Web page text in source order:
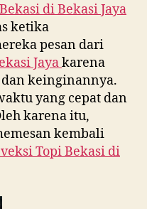
diBekasi Jaya
ketika
pesan dari
Jayakarena
keinginannya.
yang cepat dan
karena itu,
kembali
Topi Bekasi di